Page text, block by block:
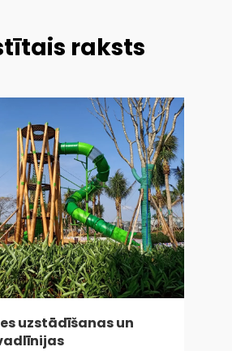
raksts
uzstādīšanas un